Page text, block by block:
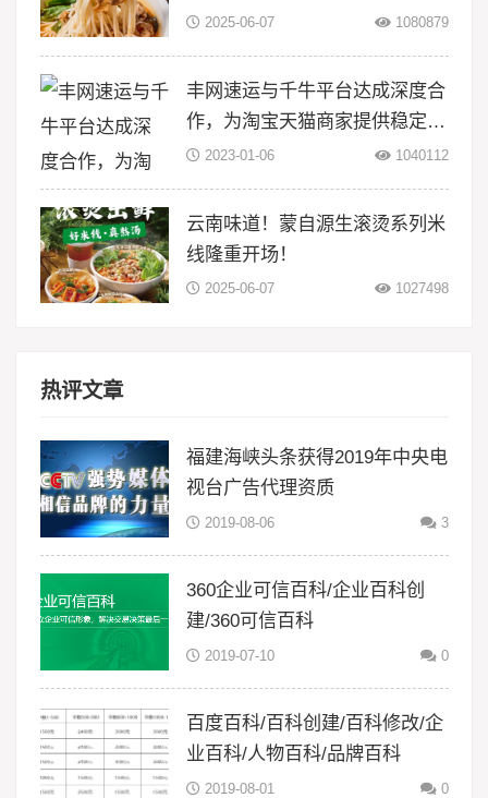
2025-06-07 1080879
丰网速运与千牛平台达成深度合
作，为淘宝天猫商家提供稳定物
流服务
2023-01-06 1040112
云南味道！蒙自源生滚烫系列米
线隆重开场！
2025-06-07 1027498
热评文章
福建海峡头条获得2019年中央电
视台广告代理资质
2019-08-06 3
360企业可信百科/企业百科创
建/360可信百科
2019-07-10 0
百度百科/百科创建/百科修改/企
业百科/人物百科/品牌百科
2019-08-01 0